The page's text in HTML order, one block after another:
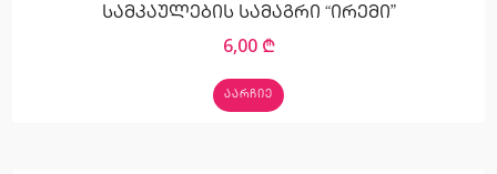
სამკაულების სამაგრი “ირემი”
6,00 ₾
ᲐᲐᲠᲩᲘᲔ